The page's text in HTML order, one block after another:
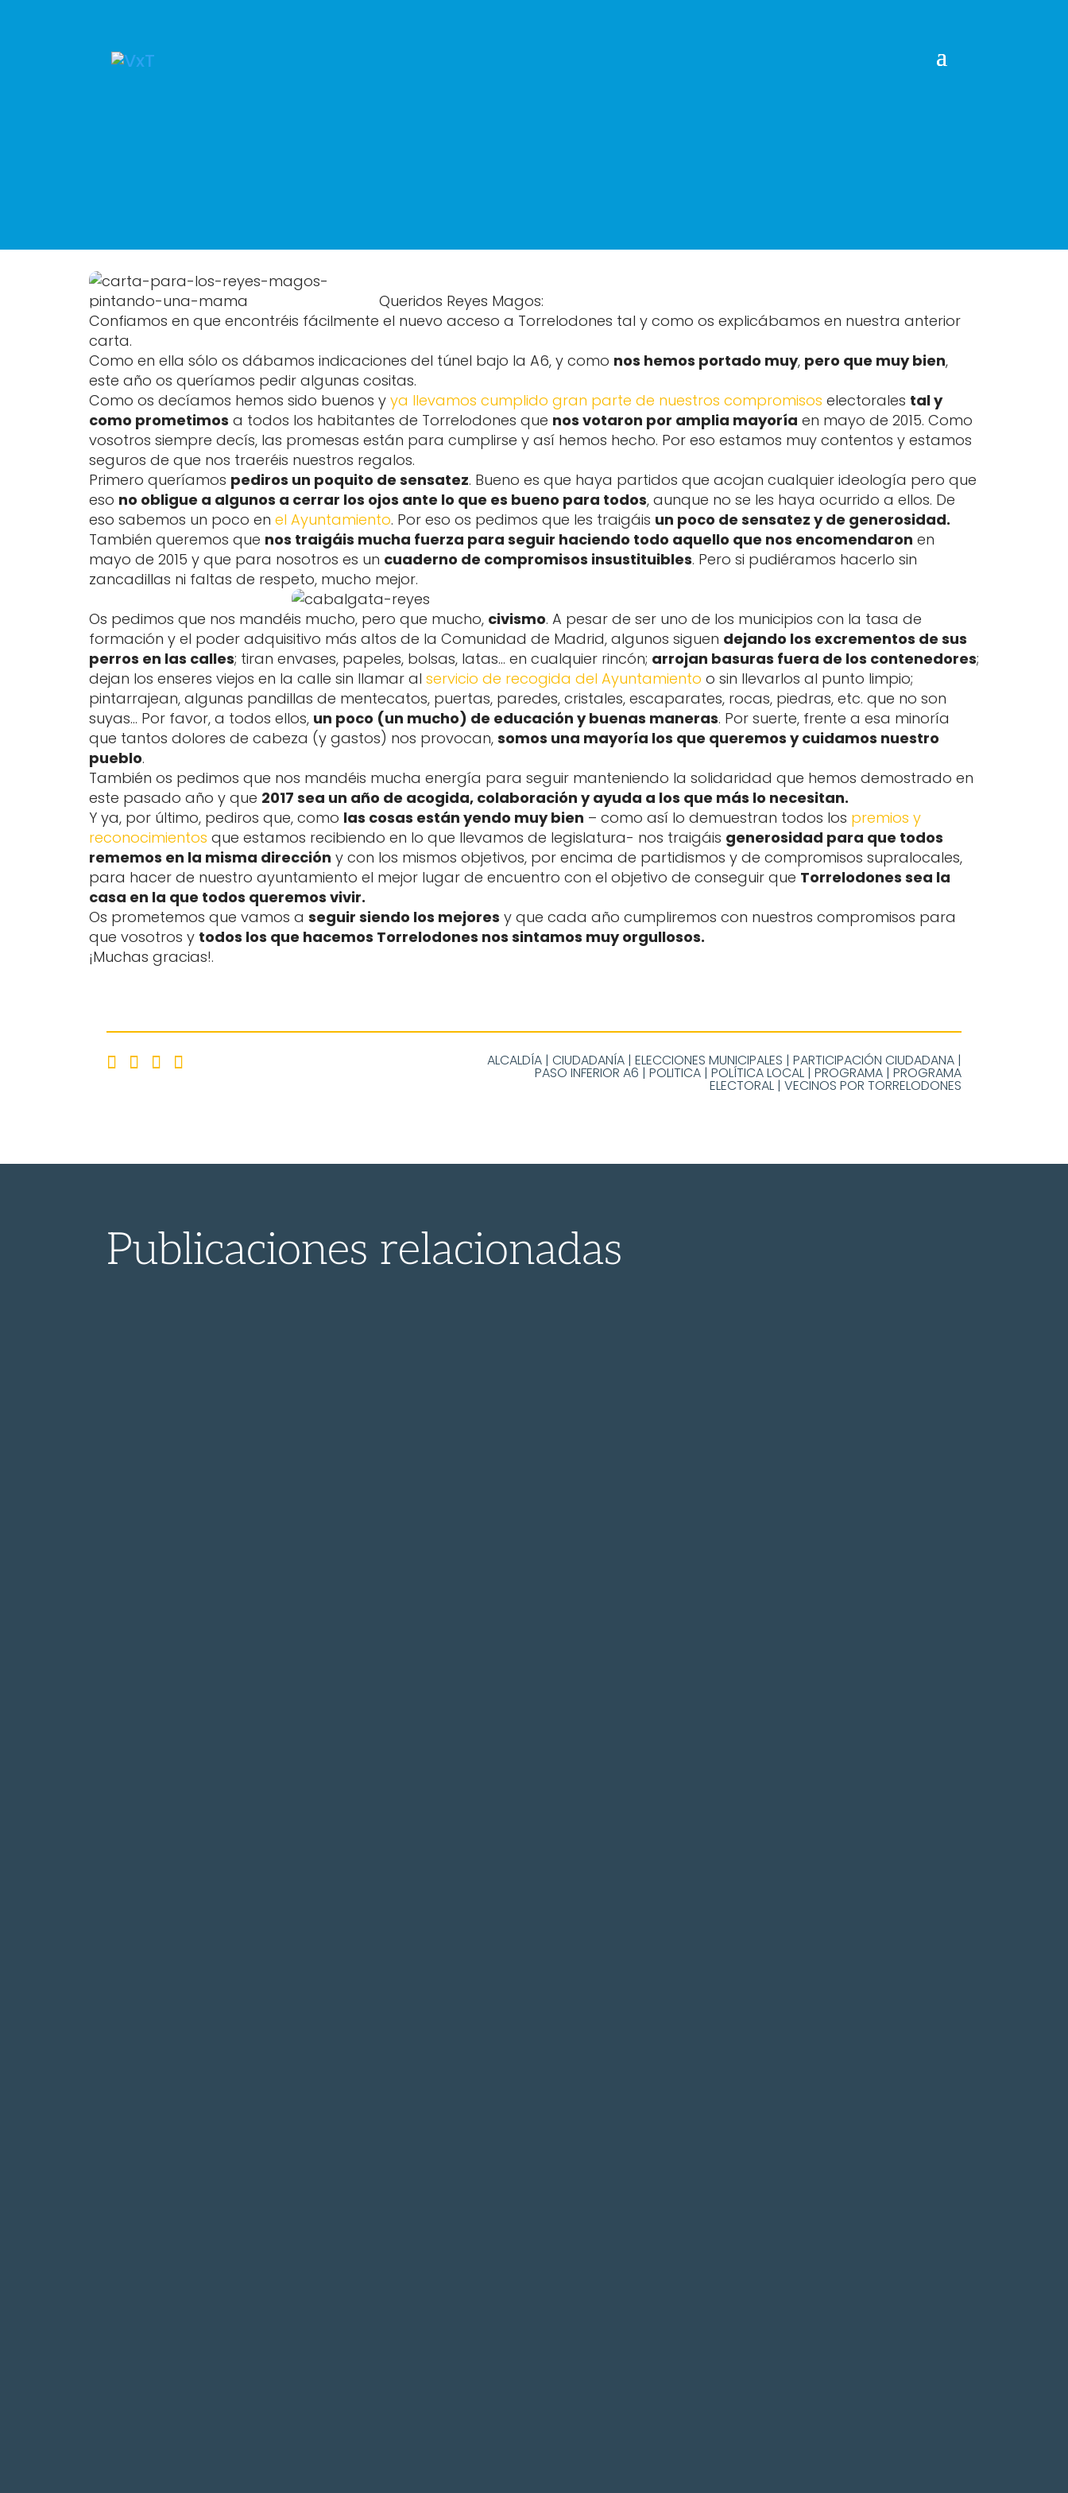
Queridos Reyes Magos:
Confiamos en que encontréis fácilmente el nuevo acceso a Torrelodones tal y como os explicábamos en nuestra anterior
carta.
Como en ella sólo os dábamos indicaciones del túnel bajo la A6, y como nos hemos portado muy, pero que muy bien,
este año os queríamos pedir algunas cositas.
Como os decíamos hemos sido buenos y ya llevamos cumplido gran parte de nuestros compromisos electorales tal y
como prometimos a todos los habitantes de Torrelodones que nos votaron por amplia mayoría en mayo de 2015. Como
vosotros siempre decís, las promesas están para cumplirse y así hemos hecho. Por eso estamos muy contentos y estamos
seguros de que nos traeréis nuestros regalos.
Primero queríamos pediros un poquito de sensatez. Bueno es que haya partidos que acojan cualquier ideología pero que
eso no obligue a algunos a cerrar los ojos ante lo que es bueno para todos, aunque no se les haya ocurrido a ellos. De
eso sabemos un poco en el Ayuntamiento. Por eso os pedimos que les traigáis un poco de sensatez y de generosidad.
También queremos que nos traigáis mucha fuerza para seguir haciendo todo aquello que nos encomendaron en
mayo de 2015 y que para nosotros es un cuaderno de compromisos insustituibles. Pero si pudiéramos hacerlo sin
zancadillas ni faltas de respeto, mucho mejor.
Os pedimos que nos mandéis mucho, pero que mucho, civismo. A pesar de ser uno de los municipios con la tasa de
formación y el poder adquisitivo más altos de la Comunidad de Madrid, algunos siguen dejando los excrementos de sus
perros en las calles; tiran envases, papeles, bolsas, latas… en cualquier rincón; arrojan basuras fuera de los contenedores;
dejan los enseres viejos en la calle sin llamar al servicio de recogida del Ayuntamiento o sin llevarlos al punto limpio;
pintarrajean, algunas pandillas de mentecatos, puertas, paredes, cristales, escaparates, rocas, piedras, etc. que no son
suyas… Por favor, a todos ellos, un poco (un mucho) de educación y buenas maneras. Por suerte, frente a esa minoría
que tantos dolores de cabeza (y gastos) nos provocan, somos una mayoría los que queremos y cuidamos nuestro
pueblo.
También os pedimos que nos mandéis mucha energía para seguir manteniendo la solidaridad que hemos demostrado en
este pasado año y que 2017 sea un año de acogida, colaboración y ayuda a los que más lo necesitan.
Y ya, por último, pediros que, como las cosas están yendo muy bien – como así lo demuestran todos los premios y
reconocimientos que estamos recibiendo en lo que llevamos de legislatura- nos traigáis generosidad para que todos
rememos en la misma dirección y con los mismos objetivos, por encima de partidismos y de compromisos supralocales,
para hacer de nuestro ayuntamiento el mejor lugar de encuentro con el objetivo de conseguir que Torrelodones sea la
casa en la que todos queremos vivir.
Os prometemos que vamos a seguir siendo los mejores y que cada año cumpliremos con nuestros compromisos para
que vosotros y todos los que hacemos Torrelodones nos sintamos muy orgullosos.
¡Muchas gracias!.
ALCALDÍA| CIUDADANÍA| ELECCIONES MUNICIPALES | PARTICIPACIÓN CIUDADANA|
PASO INFERIOR A6 | POLITICA| POLÍTICA LOCAL| PROGRAMA| PROGRAMA
ELECTORAL| VECINOS POR TORRELODONES
Publicaciones relacionadas